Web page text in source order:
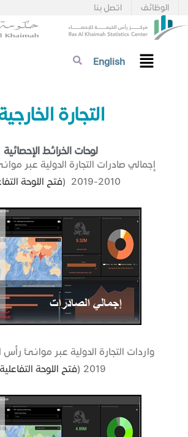
اتصل بنا الوظائف
English
التجارة
لوحات الخرائط الإحصائية​
إجمالي صادرات التجارة الدولية عبر
2010-2019 (
فتح اللوحة
2019 ( فتح اللوحة التفاعلية​